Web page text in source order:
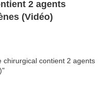
2 agents
(Vidéo)